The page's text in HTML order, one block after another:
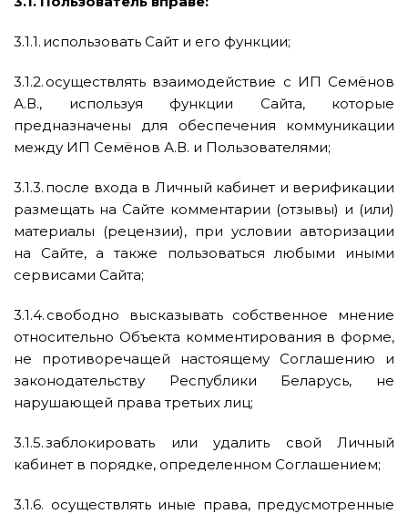
3.1.1. использовать Сайт и его функции;
3.1.2. осуществлять взаимодействие с ИП Семёнов
А.В., используя функции Сайта, которые
предназначены для обеспечения коммуникации
между ИП Семёнов А.В. и Пользователями;
3.1.3. после входа в Личный кабинет и верификации
размещать на Сайте комментарии (отзывы) и (или)
материалы (рецензии), при условии авторизации
на Сайте, а также пользоваться любыми иными
сервисами Сайта;
3.1.4. свободно высказывать собственное мнение
относительно Объекта комментирования в форме,
не противоречащей настоящему Соглашению и
законодательству Республики Беларусь, не
нарушающей права третьих лиц;
3.1.5. заблокировать или удалить свой Личный
кабинет в порядке, определенном Соглашением;
3.1.6. осуществлять иные права, предусмотренные